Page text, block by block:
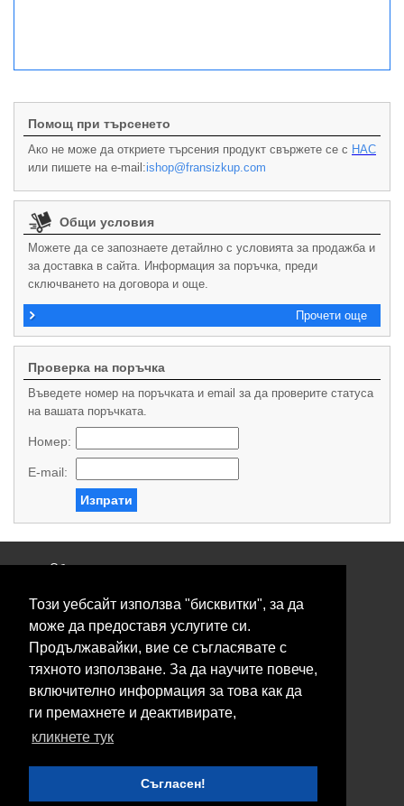
Този уебсайт използва "бисквитки", за да
може да предоставя услугите си.
Продължавайки, вие се съгласявате с
тяхното използване. За да научите повече,
включително информация за това как да
ги премахнете и деактивирате,
кликнете тук
Съгласен!
Помощ при търсенето
Ако не може да откриете търсения продукт свържете се с НАС
или пишете на e-mail:ishop@fransizkup.com
Общи условия
Можете да се запознаете детайлно с условията за продажба и
за доставка в сайта. Информация за поръчка, преди
сключването на договора и още.
Прочети още
Проверка на поръчка
Въведете номер на поръчката и email за да проверите статуса
на вашата поръчката.
Номер:
E-mail:
Изпрати
Общи условия
Свържете се с нас
Контакти
Нашите сервизи
Блог
© 2026 Fransizkup.bg всички права запазени
Изграждане и поддръжка от
Boby_fransizkup